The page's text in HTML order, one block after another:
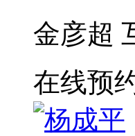
金彦超
在线预